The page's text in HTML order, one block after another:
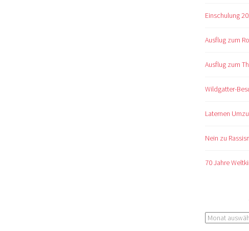
Einschulung
Ausflug zum
Ausflug zum
Wildgatter-
Laternen
Nein zu
70 Jahre
Archiv